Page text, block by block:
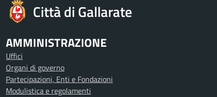
Città di Gallarate
AMMINISTRAZIONE
Uffici
Organi di governo
Partecipazioni, Enti e Fondazioni
Modulistica e regolamenti